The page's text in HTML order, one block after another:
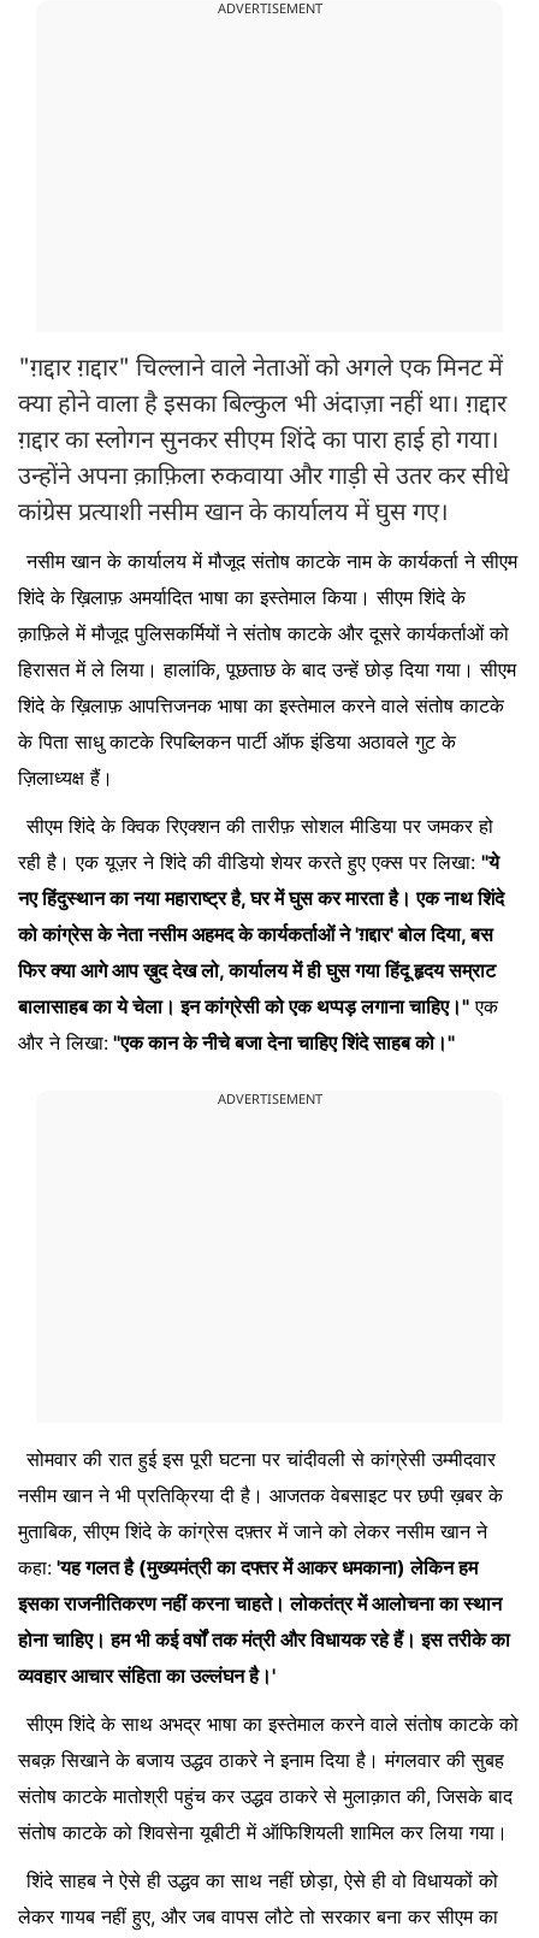
ADVERTISEMENT
"ग़द्दार ग़द्दार" चिल्लाने वाले नेताओं को अगले एक मिनट में
क्या होने वाला है इसका बिल्कुल भी अंदाज़ा नहीं था। ग़द्दार
ग़द्दार का स्लोगन सुनकर सीएम शिंदे का पारा हाई हो गया।
उन्होंने अपना क़ाफ़िला रुकवाया और गाड़ी से उतर कर सीधे
कांग्रेस प्रत्याशी नसीम खान के कार्यालय में घुस गए।
नसीम खान के कार्यालय में मौजूद संतोष काटके नाम के कार्यकर्ता ने सीएम
शिंदे के ख़िलाफ़ अमर्यादित भाषा का इस्तेमाल किया। सीएम शिंदे के
क़ाफ़िले में मौजूद पुलिसकर्मियों ने संतोष काटके और दूसरे कार्यकर्ताओं को
हिरासत में ले लिया। हालांकि, पूछताछ के बाद उन्हें छोड़ दिया गया। सीएम
शिंदे के ख़िलाफ़ आपत्तिजनक भाषा का इस्तेमाल करने वाले संतोष काटके
के पिता साधु काटके रिपब्लिकन पार्टी ऑफ इंडिया अठावले गुट के
ज़िलाध्यक्ष हैं।
सीएम शिंदे के क्विक रिएक्शन की तारीफ़ सोशल मीडिया पर जमकर हो
रही है। एक यूज़र ने शिंदे की वीडियो शेयर करते हुए एक्स पर लिखा: "ये
नए हिंदुस्थान का नया महाराष्ट्र है, घर में घुस कर मारता है। एक नाथ शिंदे
को कांग्रेस के नेता नसीम अहमद के कार्यकर्ताओं ने 'ग़द्दार' बोल दिया, बस
फिर क्या आगे आप ख़ुद देख लो, कार्यालय में ही घुस गया हिंदू हृदय सम्राट
बालासाहब का ये चेला। इन कांग्रेसी को एक थप्पड़ लगाना चाहिए।" एक
और ने लिखा: "एक कान के नीचे बजा देना चाहिए शिंदे साहब को।"
ADVERTISEMENT
सोमवार की रात हुई इस पूरी घटना पर चांदीवली से कांग्रेसी उम्मीदवार
नसीम खान ने भी प्रतिक्रिया दी है। आजतक वेबसाइट पर छपी ख़बर के
मुताबिक, सीएम शिंदे के कांग्रेस दफ़्तर में जाने को लेकर नसीम खान ने
कहा: 'यह गलत है (मुख्यमंत्री का दफ्तर में आकर धमकाना) लेकिन हम
इसका राजनीतिकरण नहीं करना चाहते। लोकतंत्र में आलोचना का स्थान
होना चाहिए। हम भी कई वर्षों तक मंत्री और विधायक रहे हैं। इस तरीके का
व्यवहार आचार संहिता का उल्लंघन है।'
सीएम शिंदे के साथ अभद्र भाषा का इस्तेमाल करने वाले संतोष काटके को
सबक़ सिखाने के बजाय उद्धव ठाकरे ने इनाम दिया है। मंगलवार की सुबह
संतोष काटके मातोश्री पहुंच कर उद्धव ठाकरे से मुलाक़ात की, जिसके बाद
संतोष काटके को शिवसेना यूबीटी में ऑफिशियली शामिल कर लिया गया।
शिंदे साहब ने ऐसे ही उद्धव का साथ नहीं छोड़ा, ऐसे ही वो विधायकों को
लेकर गायब नहीं हुए, और जब वापस लौटे तो सरकार बना कर सीएम का